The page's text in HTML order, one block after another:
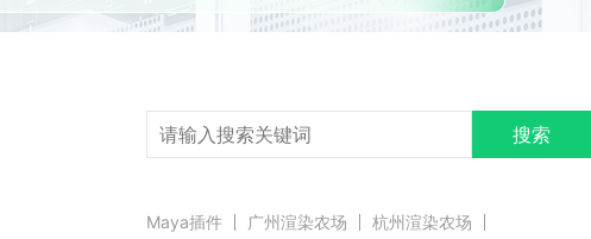
搜索
Maya插件 广州渲染农场
杭州渲染农场